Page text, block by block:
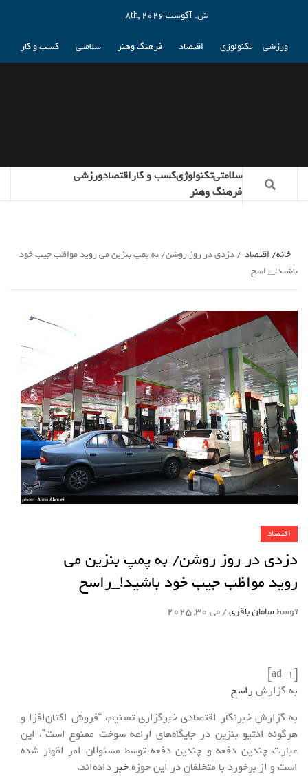
ش. آگوست 8th, 2026
ورزشی تکنولوژی اقتصاد فرهنگ وهنر سلامتی کسب و کار
سلامتیتکنولوژیکسب و کاراقتصادورزشی
فرهنگ وهنر
خانه اقتصاد
دزدی در روز روشن/ به پمپ بنزین می روید مواظب جیب خود
باشید!_راسخ
اقتصاد
دزدی در روز روشن/ به پمپ بنزین می
روید مواظب جیب خود باشید!_راسخ
توسطسامان باقری/می 30, 2025
[ad_1]
به گزارش راسخ
به گزارش خبرنگار اقتصادی خبرگزاری تسنیم، “فروش اکتان‌افزا و
هرگونه ادتیو بنزین در جایگاه‌های اراعه سوخت ممنوع است”، این
عبارت چندین دفعه و چندین دفعه توسط مسئولان امر اظهار شده
است و از برخورد با متخلفان در این حوزهخبر داده‌اند.